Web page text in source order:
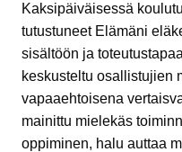
Kaksipäiväisessä
tutustuneet Elämäni
sisältöön ja
keskusteltu osallistujien
vapaaehtoisena
mainittu mielekäs
oppiminen, halu auttaa